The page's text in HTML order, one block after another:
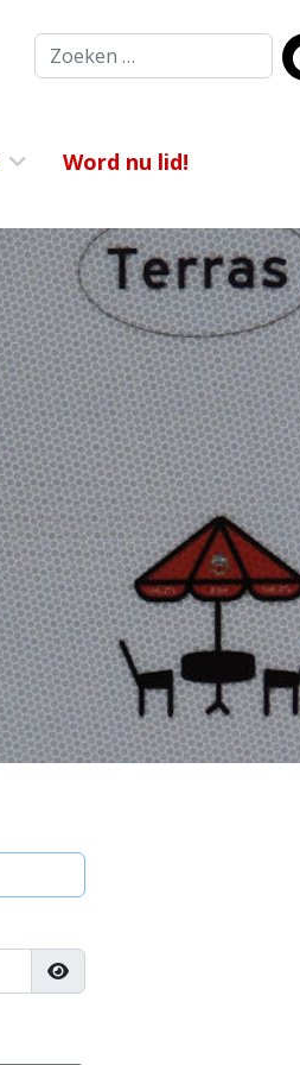
Zoeken
Word nu lid!
Toon wachtwoord